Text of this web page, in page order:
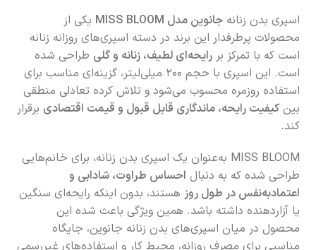
اسپری بدن زنانهجانوین مدل MISS BLOOM
یکی از
محصولات پرطرفدار این برند در دسته اسپری‌های روزانه زنانه
است که با تمرکز بررایحه‌ای لطیف، زنانه و گلی طراحی شده
است. این اسپری با حجم ۲۰۰ میلی‌لیتر، گزینه‌ای مناسب برای
استفاده روزمره محسوب می‌شود و تلاش کرده تعادلی منطقی
بینکیفیت رایحه، ماندگاری قابل قبول و قیمت اقتصادی برقرار
کند.
MISS BLOOM به‌عنوان یک اسپری بدن زنانه، برای خانم‌هایی
طراحی شده که به دنبال احساس طراوت، شادابی و
اعتمادبه‌نفس در طول روز هستند، بدون اینکه رایحه‌ای سنگین
یا آزاردهنده داشته باشد. همین ویژگی باعث شده این
محصول در میان اسپری‌های بدن زنانه جانوین، جایگاه